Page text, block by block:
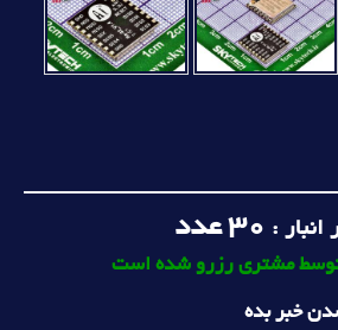
:
30 عدد
توسط مشتری رزرو شده است
خبر بده